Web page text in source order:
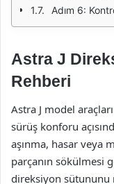
Adım 6:
Astra J
Rehberi
Astra J model
sürüş konforu
aşınma, hasar veya
parçanın sökülmesi
direksiyon sütununu